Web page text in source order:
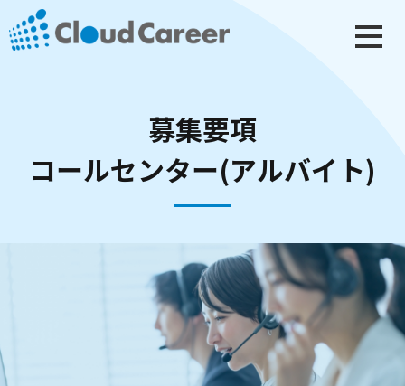
募集要項
コールセンター(アルバイト)